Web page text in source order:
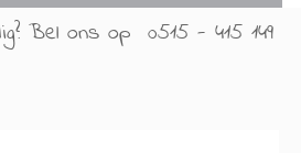
Bel ons op 0515 - 415 149